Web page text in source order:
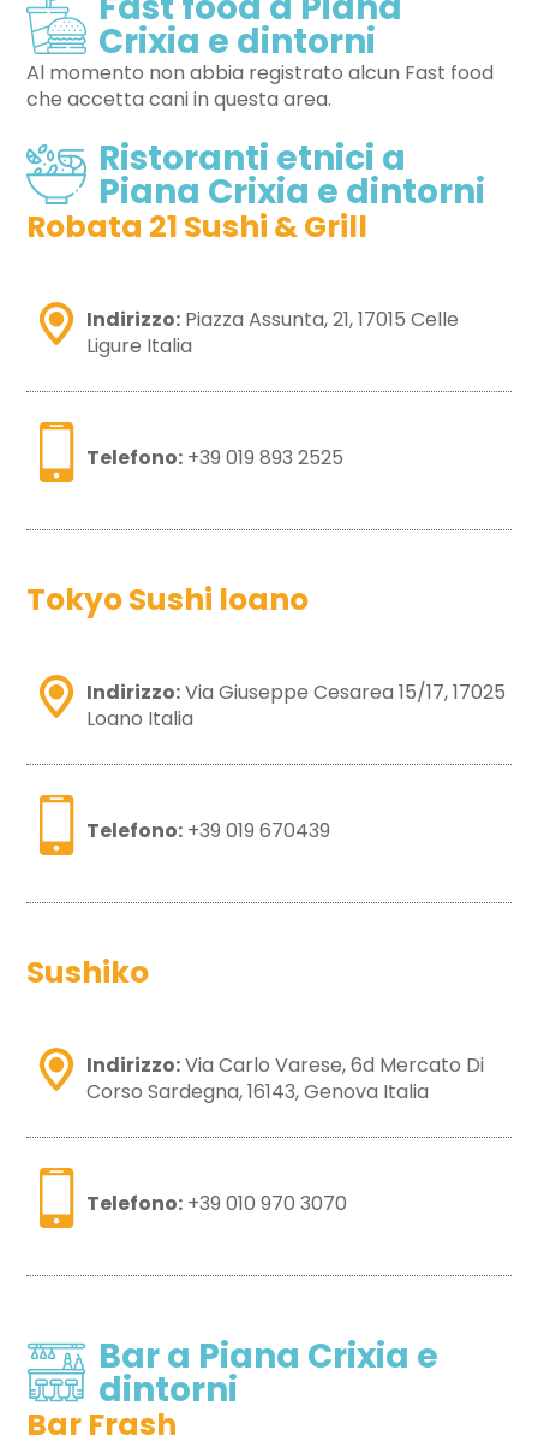
Fast food a Piana
Crixia e dintorni
Al momento non abbia registrato alcun Fast food
che accetta cani in questa area.
Ristoranti etnici a
Piana Crixia e dintorni
Robata 21 Sushi & Grill
Indirizzo: Piazza Assunta, 21, 17015 Celle
Ligure Italia
Telefono: +39 019 893 2525
Tokyo Sushi loano
Indirizzo: Via Giuseppe Cesarea 15/17, 17025
Loano Italia
Telefono: +39 019 670439
Sushiko
Indirizzo: Via Carlo Varese, 6d Mercato Di
Corso Sardegna, 16143, Genova Italia
Telefono: +39 010 970 3070
Bar a Piana Crixia e
dintorni
Bar Frash